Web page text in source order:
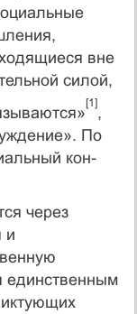
вне
силой,
[1]
,
По
кон­
через
и
единственным